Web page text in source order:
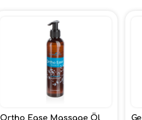
Ortho Ease Massage Öl